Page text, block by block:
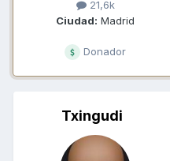
21,6k
Ciudad: Madrid
Donador
Txingudi